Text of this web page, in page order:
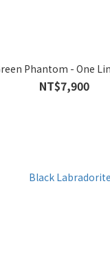
Phantom - One
NT$7,900